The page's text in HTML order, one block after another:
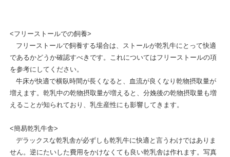
<フリーストールでの飼養>
フリーストールで飼養する場合は、ストールが乾乳牛にとって快適
であるかどうか確認すべきです。これについてはフリーストールの項
を参考にしてください。
牛床が快適で横臥時間が長くなると、血流が良くなり乾物摂取量が
増えます。乾乳中の乾物摂取量が増えると、分娩後の乾物摂取量も増
えることが知られており、乳生産性にも影響してきます。
<簡易乾乳牛舎>
デラックスな乾乳舎が必ずしも乾乳牛に快適と言うわけではありま
せん。逆にたいした費用をかけなくても良い乾乳舎は作れます。写真